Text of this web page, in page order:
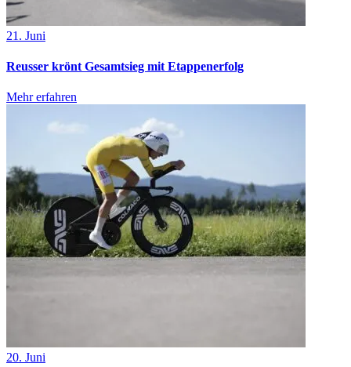
21. Juni
Reusser krönt Gesamtsieg mit Etappenerfolg
Mehr erfahren
20. Juni